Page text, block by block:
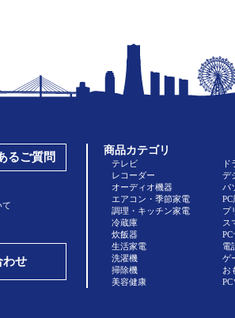
るご質問
て
わせ
商品カテゴリ
テレビ
レコーダー
オーディオ機器
エアコン・季節家電
調理・キッチン家電
冷蔵庫
炊飯器
生活家電
洗濯機
掃除機
美容健康
ド
デ
パ
プ
ス
電
ゲ
お
PC